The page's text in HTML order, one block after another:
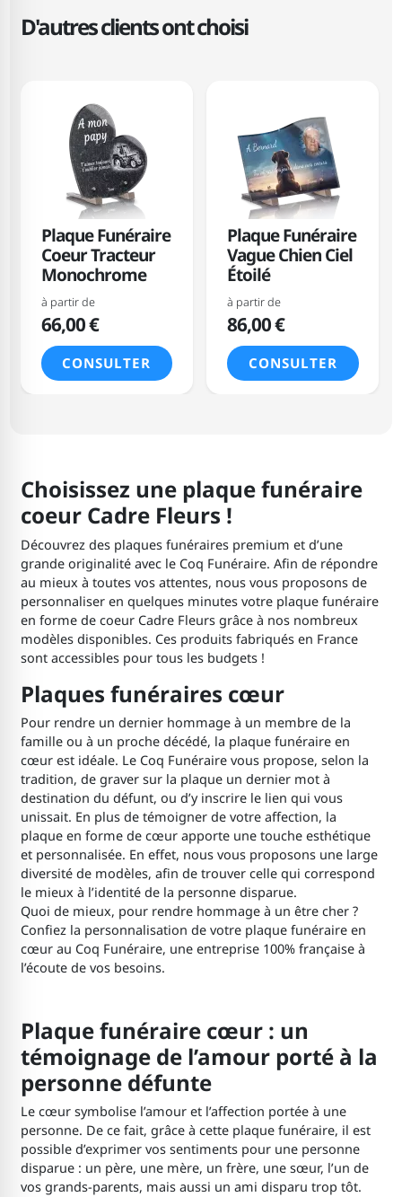
D'autres clients ont choisi
Plaque Funéraire
Coeur Tracteur
Monochrome
à partir de
66,00 €
CONSULTER
Plaque Funéraire
Vague Chien Ciel
Étoilé
à partir de
86,00 €
CONSULTER
Choisissez une plaque funéraire
coeur Cadre Fleurs !
Découvrez des plaques funéraires premium et d’une
grande originalité avec le Coq Funéraire. Afin de répondre
au mieux à toutes vos attentes, nous vous proposons de
personnaliser en quelques minutes votre plaque funéraire
en forme de coeur Cadre Fleurs grâce à nos nombreux
modèles disponibles. Ces produits fabriqués en France
sont accessibles pour tous les budgets !
Plaques funéraires cœur
Pour rendre un dernier hommage à un membre de la
famille ou à un proche décédé, la plaque funéraire en
cœur est idéale. Le Coq Funéraire vous propose, selon la
tradition, de graver sur la plaque un dernier mot à
destination du défunt, ou d’y inscrire le lien qui vous
unissait. En plus de témoigner de votre affection, la
plaque en forme de cœur apporte une touche esthétique
et personnalisée. En effet, nous vous proposons une large
diversité de modèles, afin de trouver celle qui correspond
le mieux à l’identité de la personne disparue.
Quoi de mieux, pour rendre hommage à un être cher ?
Confiez la personnalisation de votre plaque funéraire en
cœur au Coq Funéraire, une entreprise 100% française à
l’écoute de vos besoins.
Plaque funéraire cœur : un
témoignage de l’amour porté à la
personne défunte
Le cœur symbolise l’amour et l’affection portée à une
personne. De ce fait, grâce à cette plaque funéraire, il est
possible d’exprimer vos sentiments pour une personne
disparue : un père, une mère, un frère, une sœur, l’un de
vos grands-parents, mais aussi un ami disparu trop tôt.